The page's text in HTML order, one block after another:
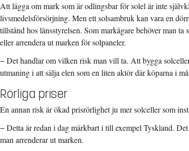
Att lägga om mark som är odlingsbar för solel är inte
livsmedelsförsörjning. Men ett solsambruk kan vara en
tillstånd hos länsstyrelsen. Som markägare behöver man
eller arrendera ut marken för solpaneler.
− Det handlar om vilken risk man vill ta. Att bygga
utmaning i att sälja elen som en liten aktör där köparna i
Rörliga priser
En annan risk är ökad prisrörlighet ju mer solceller som
− Detta är redan i dag märkbart i till exempel Tyskland.
man arrenderar ut marken.